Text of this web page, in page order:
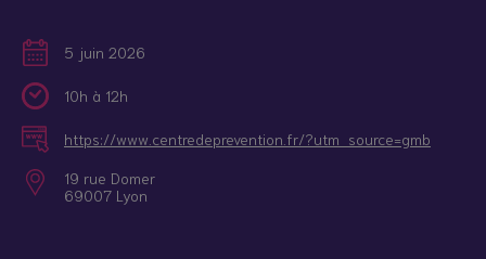
5 juin 2026
10h à 12h
https://www.centredeprevention.fr/?utm_source=gmb
19 rue Domer
69007 Lyon